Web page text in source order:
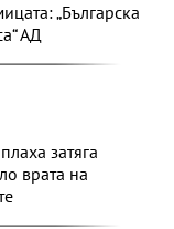
„Българска
АД
затяга
врата на